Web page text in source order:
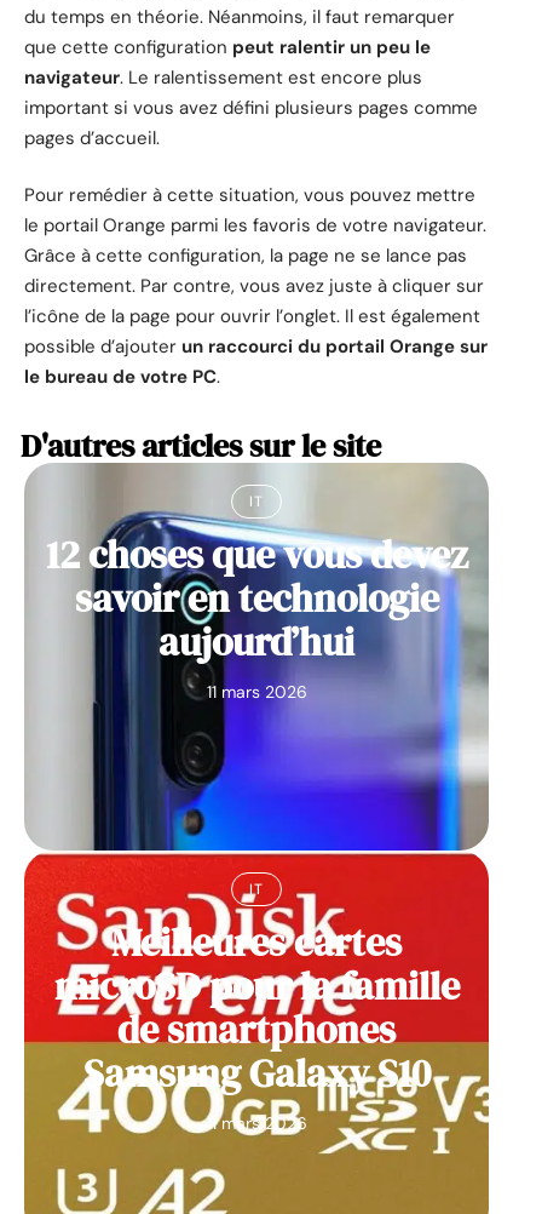
du temps en théorie. Néanmoins, il faut remarquer
que cette configuration peut ralentir un peu le
navigateur. Le ralentissement est encore plus
important si vous avez défini plusieurs pages comme
pages d’accueil.
Pour remédier à cette situation, vous pouvez mettre
le portail Orange parmi les favoris de votre navigateur.
Grâce à cette configuration, la page ne se lance pas
directement. Par contre, vous avez juste à cliquer sur
l’icône de la page pour ouvrir l’onglet. Il est également
possible d’ajouter un raccourci du portail Orange sur
le bureau de votre PC.
D'autres articles sur le site
IT
12 choses que vous devez
savoir en technologie
aujourd’hui
11 mars 2026
IT
Meilleures cartes
microSD pour la famille
de smartphones
Samsung Galaxy S10
11 mars 2026